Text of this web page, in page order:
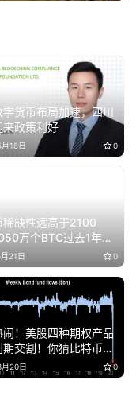
字货币布局加速，四川
来政策利好
18日 0
稀缺性远高于2100
万个BTC过去1年未
万个丢失
21日 0
闹！美股四种期权产品
交割！你猜比特币还
吗？
20日 0